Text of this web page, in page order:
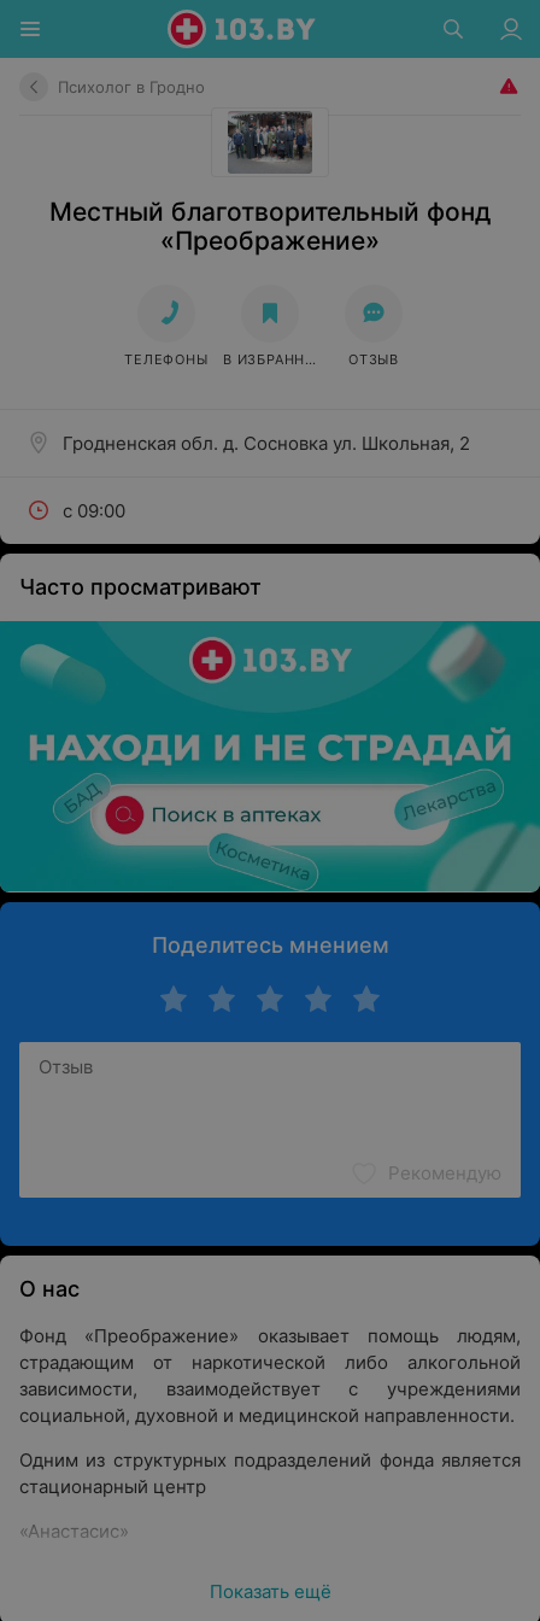
Психолог в Гродно
Местный благотворительный фонд
«Преображение»
Гродненская обл. д. Сосновка ул. Школьная, 2
с 09:00
ТЕЛЕФОНЫ В ИЗБРАННОЕ ОТЗЫВ
Часто просматривают
Поделитесь мнением
Рекомендую
О нас
Фонд «Преображение» оказывает помощь людям,
страдающим от наркотической либо алкогольной
зависимости, взаимодействует с учреждениями
социальной, духовной и медицинской направленности.
Одним из структурных подразделений фонда является
стационарный центр
«Анастасис»
постоянно проживают и добровольно проходят
Показать ещё